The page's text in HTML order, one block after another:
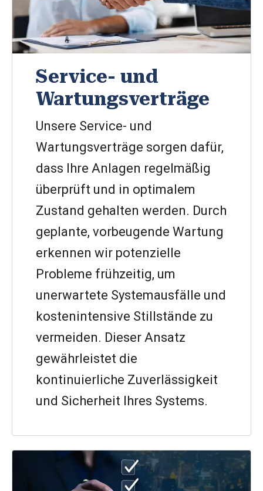
Service- und
Wartungsverträge
Unsere Service- und
Wartungsverträge sorgen dafür,
dass Ihre Anlagen regelmäßig
überprüft und in optimalem
Zustand gehalten werden. Durch
geplante, vorbeugende Wartung
erkennen wir potenzielle
Probleme frühzeitig, um
unerwartete Systemausfälle und
kostenintensive Stillstände zu
vermeiden. Dieser Ansatz
gewährleistet die
kontinuierliche Zuverlässigkeit
und Sicherheit Ihres Systems.